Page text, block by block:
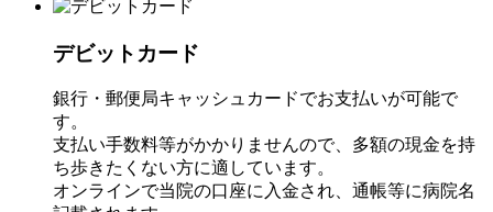
デビットカード
銀行・郵便局キャッシュカードでお支払いが可能で
す。
支払い手数料等がかかりませんので、多額の現金を持
ち歩きたくない方に適しています。
オンラインで当院の口座に入金され、通帳等に病院名